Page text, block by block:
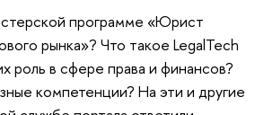
программе «Юрист
рынка»? Что такое LegalTech
роль в сфере права и финансов?
компетенции? На эти и другие